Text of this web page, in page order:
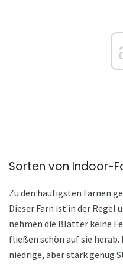
Sorten von Indoor-
Zu den häufigsten Farnen
Dieser Farn ist in der Regel
nehmen die Blätter keine
fließen schön auf sie
niedrige, aber stark genug